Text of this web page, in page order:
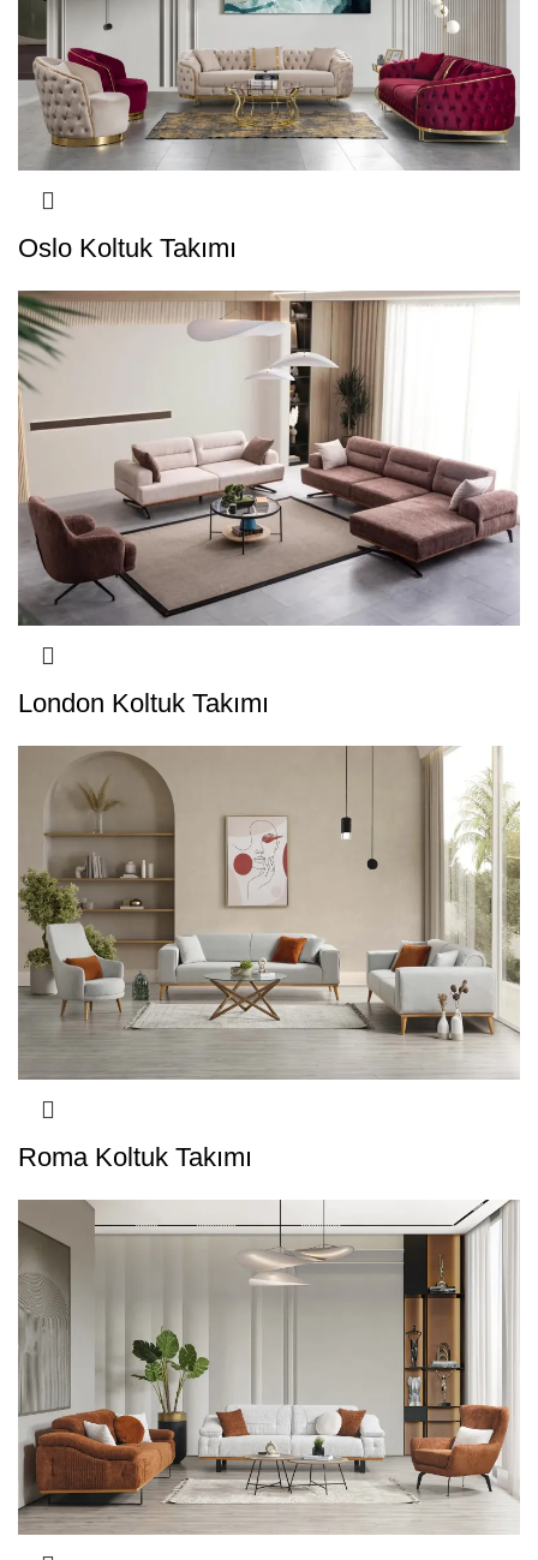
Oslo Koltuk Takımı
London Koltuk Takımı
Roma Koltuk Takımı